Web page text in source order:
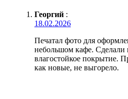
Георгий :
18.02.2026
Печатал фото для
небольшом кафе. Сделали
влагостойкое покрытие.
как новые, не выгорело.